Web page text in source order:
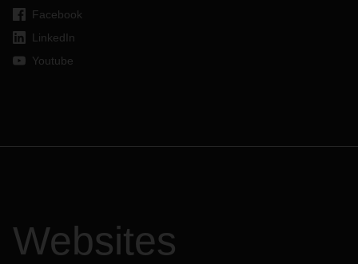
Facebook
LinkedIn
Youtube
Websites